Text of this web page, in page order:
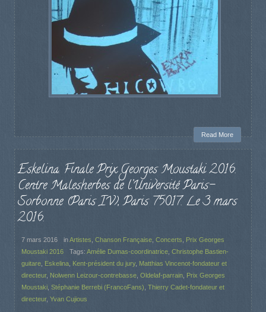
Read More
Eskelina. Finale Prix Georges Moustaki 2016.
Centre Malesherbes de l’Université Paris-
Sorbonne (Paris IV), Paris 75017. Le 3 mars
2016.
7 mars 2016 inArtistes Chanson Française Concerts
Prix Georges
Moustaki 2016
Tags: Amélie Dumas-coordinatrice Christophe Bastien-
guitare Eskelina Kent-président du jury, Matthias Vincenot-fondateur et
directeur, Nolwenn Leizour-contrebasse Oldelaf-parrain Prix Georges
Moustaki Stéphanie Berrebi (FrancoFans) Thierry Cadet-fondateur et
directeur, Yvan Cujious